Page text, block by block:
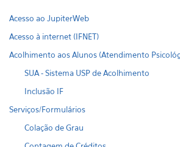
Acesso ao JupiterWeb
Acesso à internet (IFNET)
Acolhimento aos Alunos (Atendimento
SUA - Sistema USP de Acolhimento
Inclusão IF
Serviços/Formulários
Colação de Grau